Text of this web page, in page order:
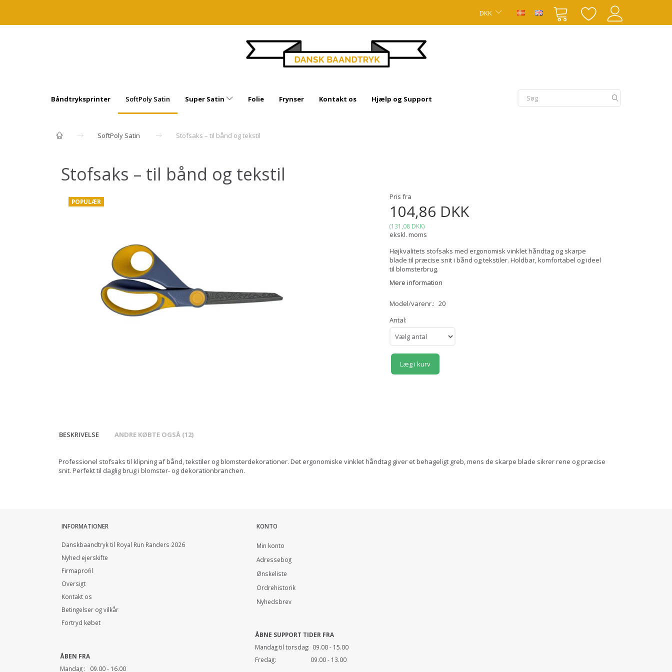
DKK
Båndtryksprinter SoftPoly Satin Super Satin Folie Frynser Kontakt os Hjælp og Support
SoftPoly Satin Stof­saks – til bånd og tekstil
Stof­saks – til bånd og tekstil
POPULÆR
Pris fra
104,86 DKK
(131,08 DKK)
ekskl. moms
Højkvalitets stof­saks med ergonomisk vinklet håndtag og skarpe
blade til præcise snit i bånd og tekstiler. Holdbar, komfortabel og ideel
til blomsterbrug.
Mere information
Model/varenr.: 20
Antal:
Læg i kurv
BESKRIVELSE ANDRE KØBTE OGSÅ (12)
Professionel stof­saks til klipning af bånd, tekstiler og blomsterdekorationer. Det ergonomiske vinklet håndtag giver et behageligt greb, mens de skarpe blade sikrer rene og præcise
snit. Perfekt til daglig brug i blomster- og dekorationbranchen.
INFORMATIONER
Danskbaandtryk til Royal Run Randers 2026
Nyhed ejerskifte
Firmaprofil
Oversigt
Kontakt os
Betingelser og vilkår
Fortryd købet
ÅBEN FRA
Mandag : 09.00 - 16.00
KONTO
Min konto
Adressebog
Ønskeliste
Ordrehistorik
Nyhedsbrev
ÅBNE SUPPORT TIDER FRA
Mandag til torsdag: 09.00 - 15.00
Fredag: 09.00 - 13.00